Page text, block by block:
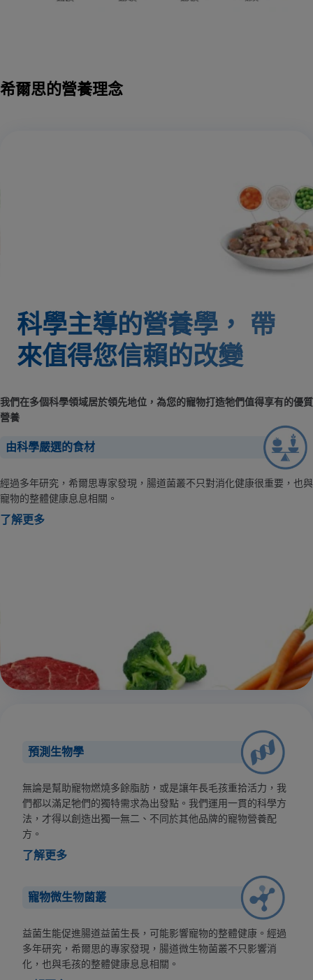
希爾思的營養理念
科學主導的營養學， 帶
來值得您信賴的改變
我們在多個科學領域居於領先地位，為您的寵物打造牠們值得享有的優質
營養
由科學嚴選的食材
經過多年研究，希爾思專家發現，腸道菌叢不只對消化健康很重要，也與
寵物的整體健康息息相關。
了解更多
預測生物學
無論是幫助寵物燃燒多餘脂肪，或是讓年長毛孩重拾活力，我
們都以滿足牠們的獨特需求為出發點。我們運用一貫的科學方
法，才得以創造出獨一無二、不同於其他品牌的寵物營養配
方。
了解更多
寵物微生物菌叢
益菌生能促進腸道益菌生長，可能影響寵物的整體健康。經過
多年研究，希爾思的專家發現，腸道微生物菌叢不只影響消
化，也與毛孩的整體健康息息相關。